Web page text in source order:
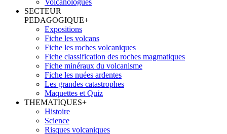
Volcanologues
SECTEUR
PEDAGOGIQUE+
Expositions
Fiche les volcans
Fiche les roches volcaniques
Fiche classification des roches magmatiques
Fiche minéraux du volcanisme
Fiche les nuées ardentes
Les grandes catastrophes
Maquettes et Quiz
THEMATIQUES+
Histoire
Science
Risques volcaniques